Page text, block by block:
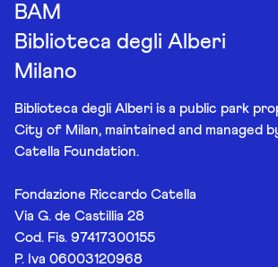
BAM
Biblioteca degli Alberi
Milano
Biblioteca degli Alberi is a public park
City of Milan, maintained and managed
Catella Foundation.
Fondazione Riccardo Catella
Via G. de Castillia 28
Cod. Fis. 97417300155
P. Iva 06003120968